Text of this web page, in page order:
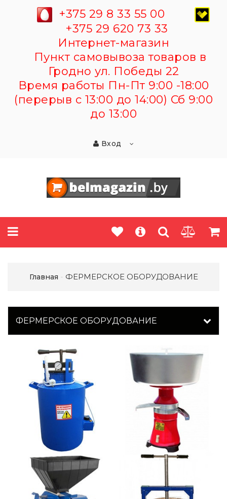
+375 29 8 33 55 00
+375 29 620 73 33
Интернет-магазин
Пункт самовывоза товаров в
Гродно ул. Победы 22
Время работы Пн-Пт 9:00 -18:00
(перерыв с 13:00 до 14:00) Сб 9:00
до 13:00
Вход
Главная ФЕРМЕРСКОЕ ОБОРУДОВАНИЕ
ФЕРМЕРСКОЕ ОБОРУДОВАНИЕ